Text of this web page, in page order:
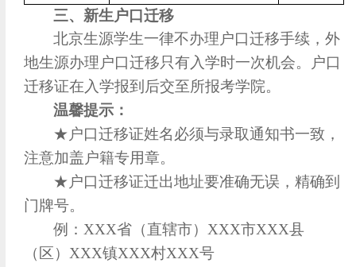
三、新生户口迁移
北京生源学生一律不办理户口迁移手续，外
地生源办理户口迁移只有入学时一次机会。户口
迁移证在入学报到后交至所报考学院。
温馨提示：
★户口迁移证姓名必须与录取通知书一致，
注意加盖户籍专用章。
★户口迁移证迁出地址要准确无误，精确到
门牌号。
例：XXX省（直辖市）XXX市XXX县
（区）XXX镇XXX村XXX号